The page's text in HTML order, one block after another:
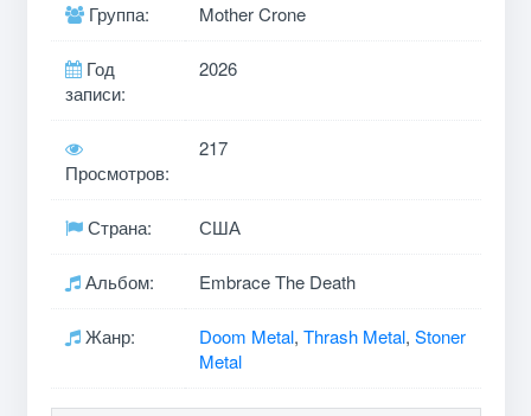
Группа: Mother Crone
Год
записи:
2026
Просмотров:
217
Страна: США
Альбом: Embrace The Death
Жанр: Doom Metal, Thrash Metal, Stoner
Metal